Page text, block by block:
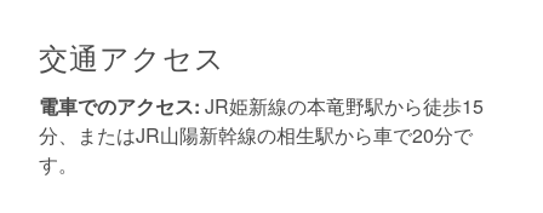
交通アクセス
電車でのアクセス: JR姫新線の本竜野駅から徒歩15
分、またはJR山陽新幹線の相生駅から車で20分で
す。